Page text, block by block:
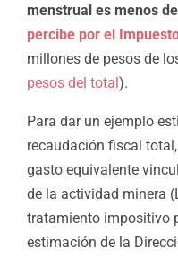
menstrual es menos
percibe por el
millones de pesos de
pesos del total).
Para dar un ejemplo
recaudación fiscal
gasto equivalente
de la actividad minera
tratamiento impositivo
estimación de la